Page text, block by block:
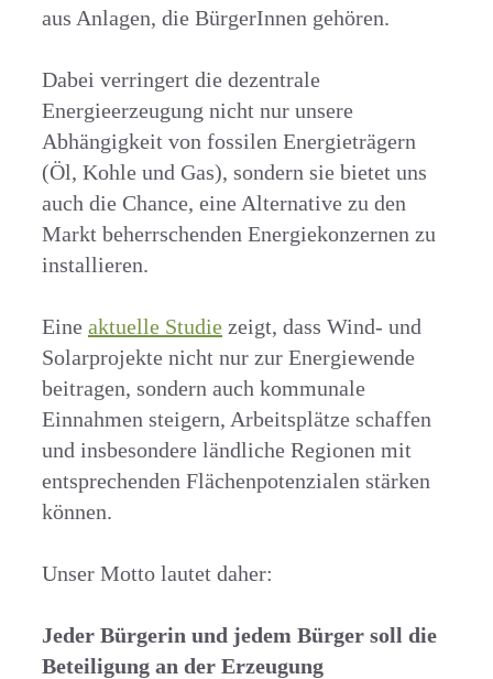
aus Anlagen, die BürgerInnen gehören.
Dabei verringert die dezentrale
Energieerzeugung nicht nur unsere
Abhängigkeit von fossilen Energieträgern
(Öl, Kohle und Gas), sondern sie bietet uns
auch die Chance, eine Alternative zu den
Markt beherrschenden Energiekonzernen zu
installieren.
Eine aktuelle Studie zeigt, dass Wind- und
Solarprojekte nicht nur zur Energiewende
beitragen, sondern auch kommunale
Einnahmen steigern, Arbeitsplätze schaffen
und insbesondere ländliche Regionen mit
entsprechenden Flächenpotenzialen stärken
können.
Unser Motto lautet daher:
Jeder Bürgerin und jedem Bürger soll die
Beteiligung an der Erzeugung